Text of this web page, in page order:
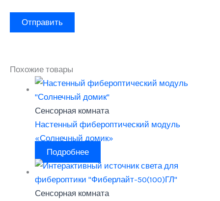
Похожие товары
Сенсорная комната
Настенный фибероптический модуль
«Солнечный домик»
Подробнее
Сенсорная комната